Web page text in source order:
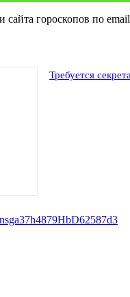
сайта гороскопов по
Требуется
nsga37h4879HbD62587d3